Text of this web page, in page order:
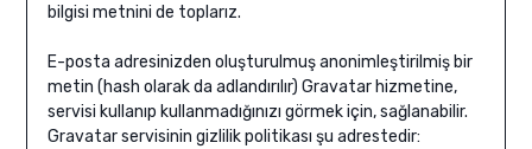
bilgisi metnini de toplarız.
E-posta adresinizden oluşturulmuş anonimleştirilmiş bir
metin (hash olarak da adlandırılır) Gravatar hizmetine,
servisi kullanıp kullanmadığınızı görmek için, sağlanabilir.
Gravatar servisinin gizlilik politikası şu adrestedir: